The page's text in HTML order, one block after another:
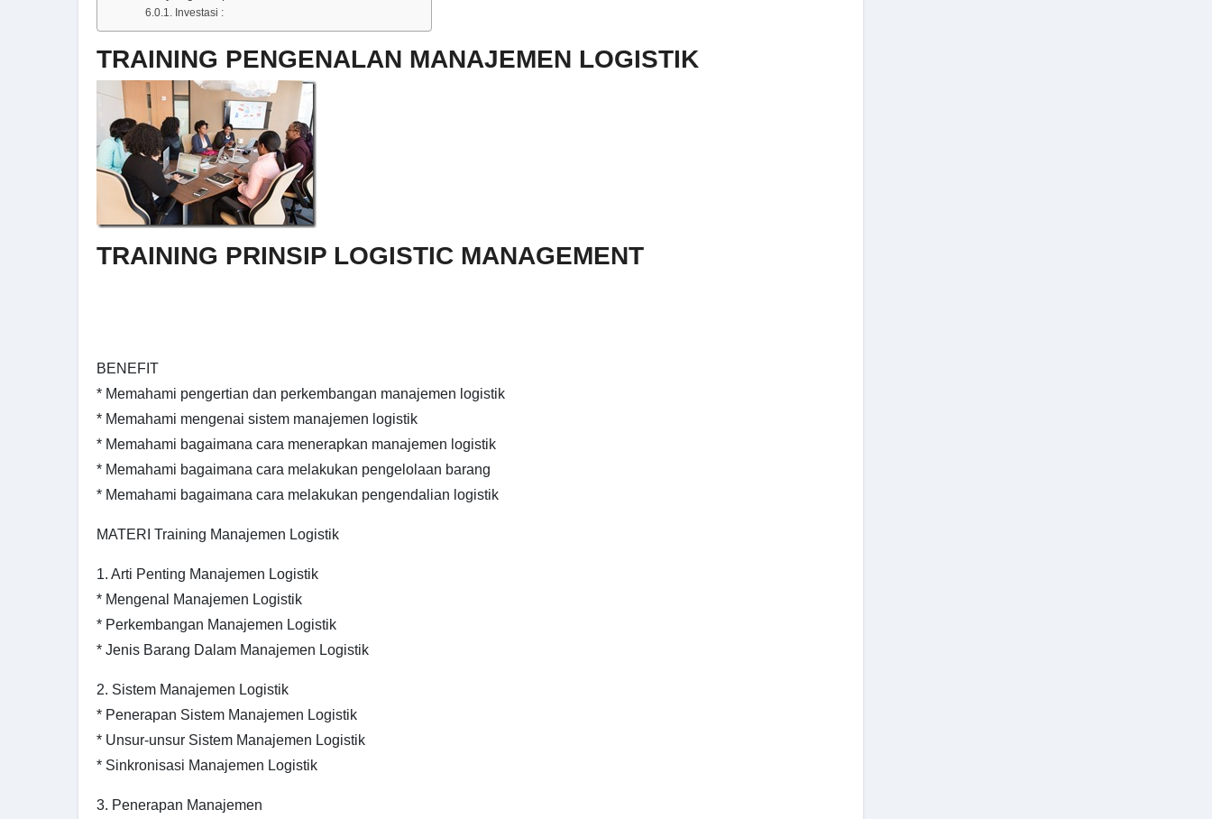
Investasi :
TRAINING PENGENALAN MANAJEMEN LOGISTIK
TRAINING PRINSIP LOGISTIC MANAGEMENT
BENEFIT
* Memahami pengertian dan perkembangan manajemen logistik
* Memahami mengenai sistem manajemen logistik
* Memahami bagaimana cara menerapkan manajemen logistik
* Memahami bagaimana cara melakukan pengelolaan barang
* Memahami bagaimana cara melakukan pengendalian logistik
MATERI Training Manajemen Logistik
1. Arti Penting Manajemen Logistik
* Mengenal Manajemen Logistik
* Perkembangan Manajemen Logistik
* Jenis Barang Dalam Manajemen Logistik
2. Sistem Manajemen Logistik
* Penerapan Sistem Manajemen Logistik
* Unsur-unsur Sistem Manajemen Logistik
* Sinkronisasi Manajemen Logistik
3. Penerapan Manajemen